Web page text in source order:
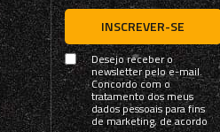
INSCREVER-SE
Desejo receber o
newsletter pelo e-mail.
Concordo com o
tratamento dos meus
dados pessoais para fins
de marketing, de acordo